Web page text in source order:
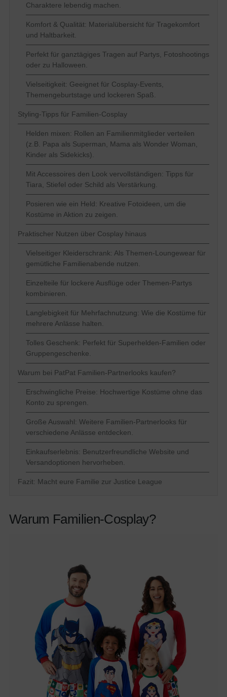
Charaktere lebendig machen.
Komfort & Qualität: Materialübersicht für Tragekomfort
und Haltbarkeit.
Perfekt für ganztägiges Tragen auf Partys, Fotoshootings
oder zu Halloween.
Vielseitigkeit: Geeignet für Cosplay-Events,
Themengeburtstage und lockeren Spaß.
Styling-Tipps für Familien-Cosplay
Helden mixen: Rollen an Familienmitglieder verteilen
(z.B. Papa als Superman, Mama als Wonder Woman,
Kinder als Sidekicks).
Mit Accessoires den Look vervollständigen: Tipps für
Tiara, Stiefel oder Schild als Verstärkung.
Posieren wie ein Held: Kreative Fotoideen, um die
Kostüme in Aktion zu zeigen.
Praktischer Nutzen über Cosplay hinaus
Vielseitiger Kleiderschrank: Als Themen-Loungewear für
gemütliche Familienabende nutzen.
Einzelteile für lockere Ausflüge oder Themen-Partys
kombinieren.
Langlebigkeit für Mehrfachnutzung: Wie die Kostüme für
mehrere Anlässe halten.
Tolles Geschenk: Perfekt für Superhelden-Familien oder
Gruppengeschenke.
Warum bei PatPat Familien-Partnerlooks kaufen?
Erschwingliche Preise: Hochwertige Kostüme ohne das
Konto zu sprengen.
Große Auswahl: Weitere Familien-Partnerlooks für
verschiedene Anlässe entdecken.
Einkaufserlebnis: Benutzerfreundliche Website und
Versandoptionen hervorheben.
Fazit: Macht eure Familie zur Justice League
Warum Familien-Cosplay?